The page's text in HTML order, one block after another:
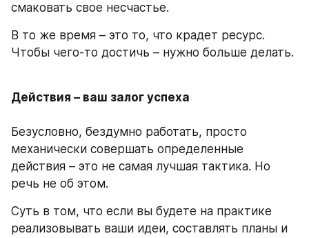
смаковать свое несчастье.
В то же время – это то, что крадет ресурс.
Чтобы чего-то достичь – нужно больше делать.
Действия – ваш залог успеха
Безусловно, бездумно работать, просто
механически совершать определенные
действия – это не самая лучшая тактика. Но
речь не об этом.
Суть в том, что если вы будете на практике
реализовывать ваши идеи, составлять планы и